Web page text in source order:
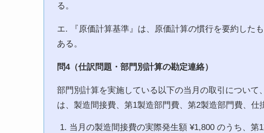
る。
エ. 『原価計算基準』は、原価計算の慣行を要約した
ある。
問4（仕訳問題・部門別計算の勘定連絡）
部門別計算を実施している以下の当月の取引について
は、製造間接費、第1製造部門費、第2製造部門費、仕
当月の製造間接費の実際発生額 ¥1,800 のうち、